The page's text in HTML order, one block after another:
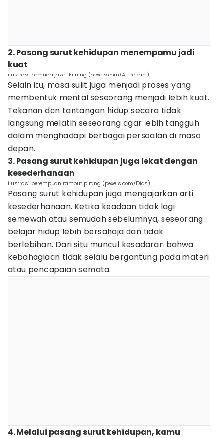
2. Pasang surut kehidupan menempamu jadi
kuat
ilustrasi pemuda jaket kuning (pexels.com/Ali Pazani)
Selain itu, masa sulit juga menjadi proses yang
membentuk mental seseorang menjadi lebih kuat.
Tekanan dan tantangan hidup secara tidak
langsung melatih seseorang agar lebih tangguh
dalam menghadapi berbagai persoalan di masa
depan.
3. Pasang surut kehidupan juga lekat dengan
kesederhanaan
ilustrasi perempuan rambut pirang (pexels.com/Dids)
Pasang surut kehidupan juga mengajarkan arti
kesederhanaan. Ketika keadaan tidak lagi
semewah atau semudah sebelumnya, seseorang
belajar hidup lebih bersahaja dan tidak
berlebihan. Dari situ muncul kesadaran bahwa
kebahagiaan tidak selalu bergantung pada materi
atau pencapaian semata.
4. Melalui pasang surut kehidupan, kamu